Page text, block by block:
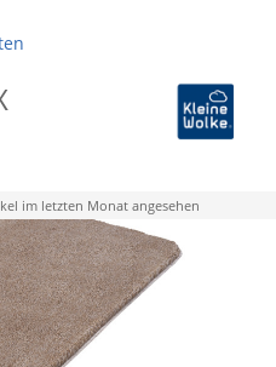
im letzten Monat angesehen